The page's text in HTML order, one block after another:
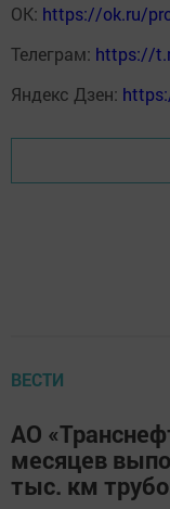
ОК: https://ok.ru/
Телеграм: https://
Яндекс Дзен:
ВЕСТИ
АО
месяцев
тыс. км